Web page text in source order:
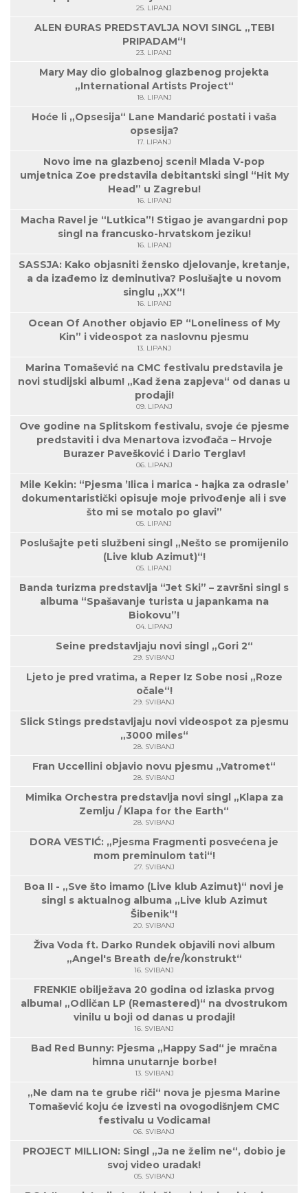
25. LIPANJ
ALEN ĐURAS PREDSTAVLJA NOVI SINGL „TEBI
PRIPADAM“!
23. LIPANJ
Mary May dio globalnog glazbenog projekta
„International Artists Project“
18. LIPANJ
Hoće li „Opsesija“ Lane Mandarić postati i vaša
opsesija?
17. LIPANJ
Novo ime na glazbenoj sceni! Mlada V-pop
umjetnica Zoe predstavila debitantski singl “Hit My
Head” u Zagrebu!
16. LIPANJ
Macha Ravel je “Lutkica”! Stigao je avangardni pop
singl na francusko-hrvatskom jeziku!
16. LIPANJ
SASSJA: Kako objasniti žensko djelovanje, kretanje,
a da izađemo iz deminutiva? Poslušajte u novom
singlu „XX“!
16. LIPANJ
Ocean Of Another objavio EP “Loneliness of My
Kin” i videospot za naslovnu pjesmu
13. LIPANJ
Marina Tomašević na CMC festivalu predstavila je
novi studijski album! „Kad žena zapjeva“ od danas u
prodaji!
09. LIPANJ
Ove godine na Splitskom festivalu, svoje će pjesme
predstaviti i dva Menartova izvođača – Hrvoje
Burazer Pavešković i Dario Terglav!
06. LIPANJ
Mile Kekin: “Pjesma ’Ilica i marica - hajka za odrasle’
dokumentaristički opisuje moje privođenje ali i sve
što mi se motalo po glavi”
05. LIPANJ
Poslušajte peti službeni singl „Nešto se promijenilo
(Live klub Azimut)“!
05. LIPANJ
Banda turizma predstavlja “Jet Ski” – završni singl s
albuma “Spašavanje turista u japankama na
Biokovu”!
04. LIPANJ
Seine predstavljaju novi singl „Gori 2“
29. SVIBANJ
Ljeto je pred vratima, a Reper Iz Sobe nosi „Roze
očale“!
29. SVIBANJ
Slick Stings predstavljaju novi videospot za pjesmu
„3000 miles“
28. SVIBANJ
Fran Uccellini objavio novu pjesmu „Vatromet“
28. SVIBANJ
Mimika Orchestra predstavlja novi singl „Klapa za
Zemlju / Klapa for the Earth“
28. SVIBANJ
DORA VESTIĆ: „Pjesma Fragmenti posvećena je
mom preminulom tati“!
27. SVIBANJ
Boa II - „Sve što imamo (Live klub Azimut)“ novi je
singl s aktualnog albuma „Live klub Azimut
Šibenik“!
20. SVIBANJ
Živa Voda ft. Darko Rundek objavili novi album
„Angel's Breath de/re/konstrukt“
16. SVIBANJ
FRENKIE obilježava 20 godina od izlaska prvog
albuma! „Odličan LP (Remastered)“ na dvostrukom
vinilu u boji od danas u prodaji!
16. SVIBANJ
Bad Red Bunny: Pjesma „Happy Sad“ je mračna
himna unutarnje borbe!
13. SVIBANJ
„Ne dam na te grube riči“ nova je pjesma Marine
Tomašević koju će izvesti na ovogodišnjem CMC
festivalu u Vodicama!
06. SVIBANJ
PROJECT MILLION: Singl „Ja ne želim ne“, dobio je
svoj video uradak!
05. SVIBANJ